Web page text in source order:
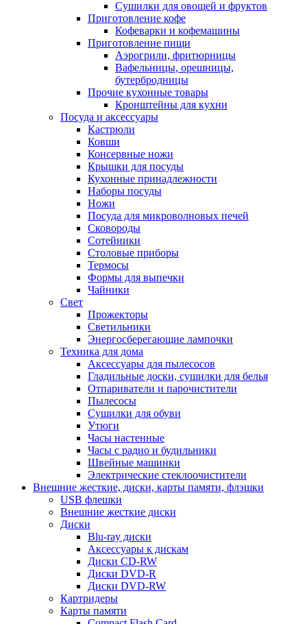
Сушилки для овощей и фруктов
Приготовление кофе
Кофеварки и кофемашины
Приготовление пищи
Аэрогрили, фритюрницы
Вафельницы, орешницы,
бутербродницы
Прочие кухонные товары
Кронштейны для кухни
Посуда и аксессуары
Кастрюли
Ковши
Консервные ножи
Крышки для посуды
Кухонные принадлежности
Наборы посуды
Ножи
Посуда для микроволновых печей
Сковороды
Сотейники
Столовые приборы
Термосы
Формы для выпечки
Чайники
Свет
Прожекторы
Светильники
Энергосберегающие лампочки
Техника для дома
Аксессуары для пылесосов
Гладильные доски, сушилки для белья
Отпариватели и парочистители
Пылесосы
Сушилки для обуви
Утюги
Часы настенные
Часы с радио и будильники
Швейные машинки
Электрические стеклоочистители
Внешние жесткие, диски, карты памяти, флэшки
USB флешки
Внешние жесткие диски
Диски
Blu-ray диски
Аксессуары к дискам
Диски CD-RW
Диски DVD-R
Диски DVD-RW
Картридеры
Карты памяти